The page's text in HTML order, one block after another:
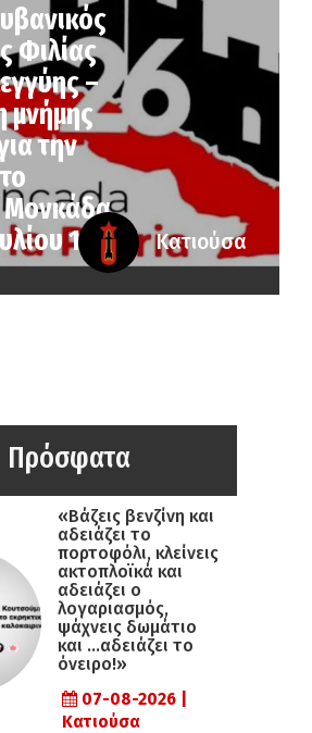
Φιλίας
–
μνήμης
την
Μονκάδα
1953
Κατιούσα
Πρόσφατα
«Βάζεις βενζίνη και
αδειάζει το
πορτοφόλι, κλείνεις
ακτοπλοϊκά και
αδειάζει ο
λογαριασμός,
ψάχνεις δωμάτιο
και …αδειάζει το
όνειρο!»
07-08-2026 |
Κατιούσα